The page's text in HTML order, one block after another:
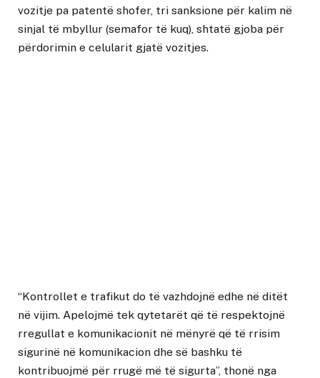
vozitje pa patentë shofer, tri sanksione për kalim në
sinjal të mbyllur (semafor të kuq), shtatë gjoba për
përdorimin e celularit gjatë vozitjes.
“Kontrollet e trafikut do të vazhdojnë edhe në ditët
në vijim. Apelojmë tek qytetarët që të respektojnë
rregullat e komunikacionit në mënyrë që të rrisim
sigurinë në komunikacion dhe së bashku të
kontribuojmë për rrugë më të sigurta”, thonë nga